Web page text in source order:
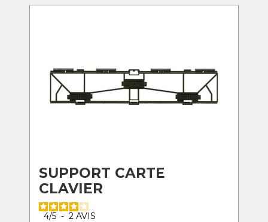
SUPPORT CARTE
CLAVIER
4/5 - 2 AVIS